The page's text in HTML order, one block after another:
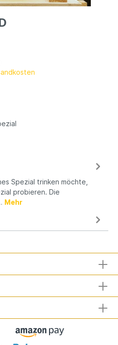
Spezial trinken möchte,
probieren. Die
Mehr